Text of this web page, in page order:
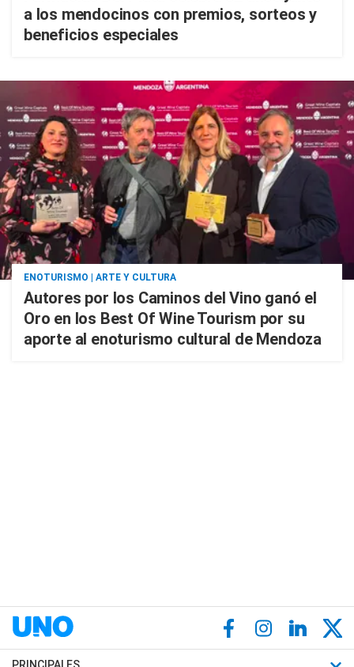
a los mendocinos con premios, sorteos y
beneficios especiales
ENOTURISMO | ARTE Y CULTURA
Autores por los Caminos del Vino ganó el
Oro en los Best Of Wine Tourism por su
aporte al enoturismo cultural de Mendoza